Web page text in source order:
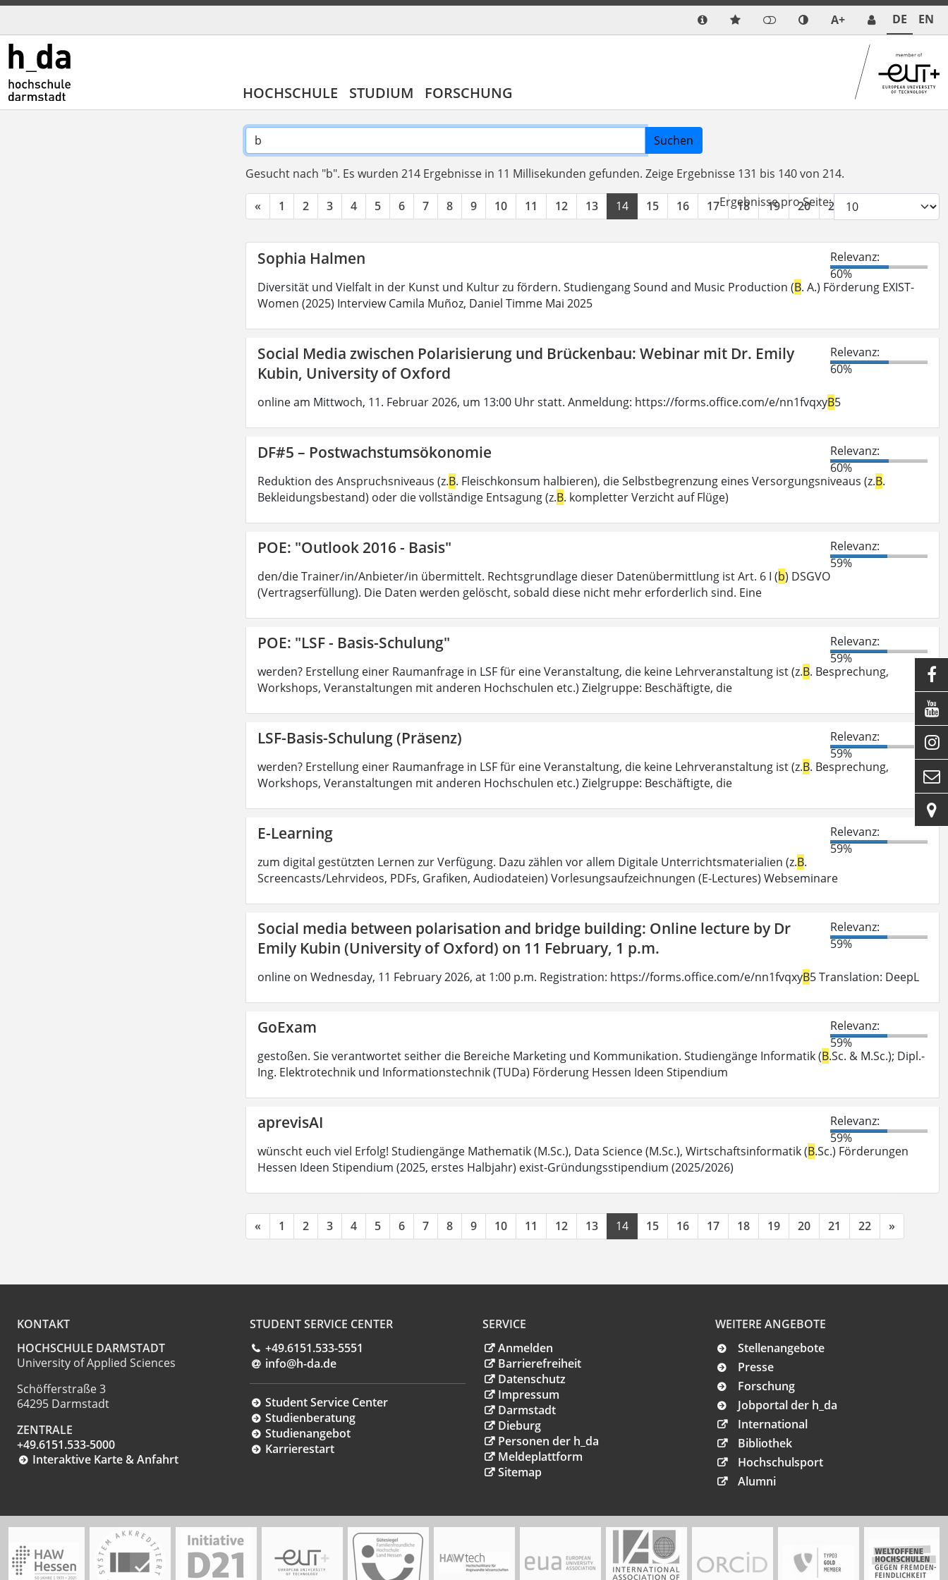
A+ DE EN
HOCHSCHULE STUDIUM FORSCHUNG
Suchen
Gesucht nach "b". Es wurden 214 Ergebnisse in 11 Millisekunden gefunden. Zeige Ergebnisse 131 bis 140 von 214.
« 1 2 3 4 5 6 7 8 9 10 11 12 13 14 15 16 17 18 19 20 21
Ergebnisse pro Seite:
Sophia Halmen
Relevanz:
60%
Diversität und Vielfalt in der Kunst und Kultur zu fördern. Studiengang Sound and Music Production (B. A.) Förderung EXIST-
Women (2025) Interview Camila Muñoz, Daniel Timme Mai 2025
Social Media zwischen Polarisierung und Brückenbau: Webinar mit Dr. Emily
Kubin, University of Oxford
Relevanz:
60%
online am Mittwoch, 11. Februar 2026, um 13:00 Uhr statt. Anmeldung: https://forms.office.com/e/nn1fvqxyB5
DF#5 – Postwachstumsökonomie
Relevanz:
60%
Reduktion des Anspruchsniveaus (z.B. Fleischkonsum halbieren), die Selbstbegrenzung eines Versorgungsniveaus (z.B.
Bekleidungsbestand) oder die vollständige Entsagung (z.B. kompletter Verzicht auf Flüge)
POE: "Outlook 2016 - Basis"
Relevanz:
59%
den/die Trainer/in/Anbieter/in übermittelt. Rechtsgrundlage dieser Datenübermittlung ist Art. 6 I (b) DSGVO
(Vertragserfüllung). Die Daten werden gelöscht, sobald diese nicht mehr erforderlich sind. Eine
POE: "LSF - Basis-Schulung"
Relevanz:
59%
werden? Erstellung einer Raumanfrage in LSF für eine Veranstaltung, die keine Lehrveranstaltung ist (z.B. Besprechung,
Workshops, Veranstaltungen mit anderen Hochschulen etc.) Zielgruppe: Beschäftigte, die
LSF-Basis-Schulung (Präsenz)
Relevanz:
59%
werden? Erstellung einer Raumanfrage in LSF für eine Veranstaltung, die keine Lehrveranstaltung ist (z.B. Besprechung,
Workshops, Veranstaltungen mit anderen Hochschulen etc.) Zielgruppe: Beschäftigte, die
E-Learning
Relevanz:
59%
zum digital gestützten Lernen zur Verfügung. Dazu zählen vor allem Digitale Unterrichtsmaterialien (z.B.
Screencasts/Lehrvideos, PDFs, Grafiken, Audiodateien) Vorlesungsaufzeichnungen (E-Lectures) Webseminare
Social media between polarisation and bridge building: Online lecture by Dr
Emily Kubin (University of Oxford) on 11 February, 1 p.m.
Relevanz:
59%
online on Wednesday, 11 February 2026, at 1:00 p.m. Registration: https://forms.office.com/e/nn1fvqxyB5 Translation: DeepL
GoExam
Relevanz:
59%
gestoßen. Sie verantwortet seither die Bereiche Marketing und Kommunikation. Studiengänge Informatik (B.Sc. & M.Sc.); Dipl.-
Ing. Elektrotechnik und Informationstechnik (TUDa) Förderung Hessen Ideen Stipendium
aprevisAI
Relevanz:
59%
wünscht euch viel Erfolg! Studiengänge Mathematik (M.Sc.), Data Science (M.Sc.), Wirtschaftsinformatik (B.Sc.) Förderungen
Hessen Ideen Stipendium (2025, erstes Halbjahr) exist-Gründungsstipendium (2025/2026)
« 1 2 3 4 5 6 7 8 9 10 11 12 13 14 15 16 17 18 19 20 21 22 »
KONTAKT
HOCHSCHULE DARMSTADT
University of Applied Sciences
Schöfferstraße 3
64295 Darmstadt
ZENTRALE
+49.6151.533-5000
Interaktive Karte & Anfahrt
STUDENT SERVICE CENTER
+49.6151.533-5551
info@h-da.de
Student Service Center
Studienberatung
Studienangebot
Karrierestart
SERVICE
Anmelden
Barrierefreiheit
Datenschutz
Impressum
Darmstadt
Dieburg
Personen der h_da
Meldeplattform
Sitemap
WEITERE ANGEBOTE
Stellenangebote
Presse
Forschung
Jobportal der h_da
International
Bibliothek
Hochschulsport
Alumni




